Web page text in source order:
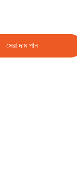
সেরা দাম পান